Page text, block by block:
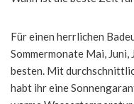
Für einen herrlichen
Sommermonate Mai, Juni,
besten. Mit
habt ihr eine